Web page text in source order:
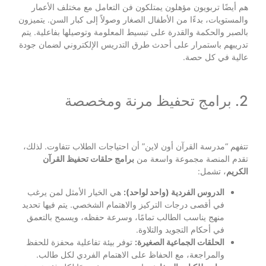
هم أيضًا تربويون مؤهلون يمتلكون فن التعامل مع مختلف الأعمار
والمستويات، بدءًا من الأطفال الصغار وصولاً إلى كبار السن. يتميزون
بالصبر والحكمة والقدرة على تبسيط المعلومة وتوصيلها بفاعلية. يتم
تدريبهم باستمرار على أحدث طرق التدريس الإلكتروني لضمان جودة
عالية في كل حصة.
2. برامج تحفيظ مرنة ومخصصة
تتفهم “مدرسة القرآن أون لاين” أن احتياجات الطلاب تتفاوت. لذلك،
تقدم المنصة مجموعة واسعة من برامج حلقات تحفيظ القرآن
الكريم، تشمل:
الدروس الفردية (واحد لواحد): هي الخيار الأمثل لمن يرغب
في أقصى درجات التركيز والاهتمام الشخصي. يتم فيها تحديد
منهج يناسب الطالب تمامًا، وسرعة حفظه، ويسمح بالتعمق
في أحكام التجويد والتلاوة.
الحلقات الجماعية الصغيرة: توفر بيئة تفاعلية محفزة للحفظ
والمراجعة، مع الحفاظ على الاهتمام الفردي لكل طالب.